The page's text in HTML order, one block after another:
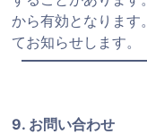
から有効となります
てお知らせします。
9. お問い合わせ